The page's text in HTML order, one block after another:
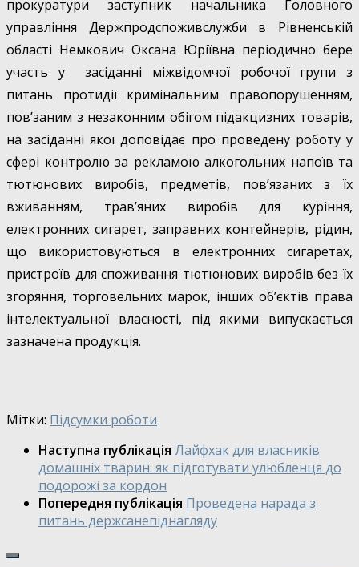
прокуратури заступник начальника Головного
управління Держпродспоживслужби в Рівненській
області Немкович Оксана Юріївна періодично бере
участь у засіданні міжвідомчої робочої групи з
питань протидії кримінальним правопорушенням,
пов’заним з незаконним обігом підакцизних товарів,
на засіданні якої доповідає про проведену роботу у
сфері контролю за рекламою алкогольних напоїв та
тютюнових виробів, предметів, пов’язаних з їх
вживанням, трав’яних виробів для куріння,
електронних сигарет, заправних контейнерів, рідин,
що використовуються в електронних сигаретах,
пристроїв для споживання тютюнових виробів без їх
згоряння, торговельних марок, інших об’єктів права
інтелектуальної власності, під якими випускається
зазначена продукція.
Мітки: Підсумки роботи
Наступна публікація Лайфхак для власників
домашніх тварин: як підготувати улюбленця до
подорожі за кордон
Попередня публікація Проведена нарада з
питань держсанепіднагляду